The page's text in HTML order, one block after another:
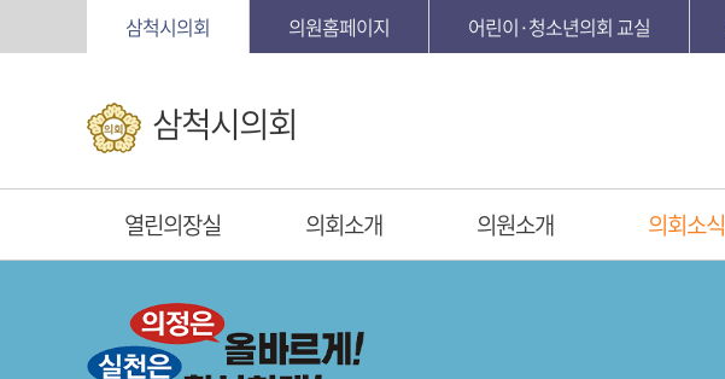
삼척시의회 의원홈페이지 어린이·청소년의회 교실
삼척시의회
열린의장실 의회소개 의원소개 의회소식